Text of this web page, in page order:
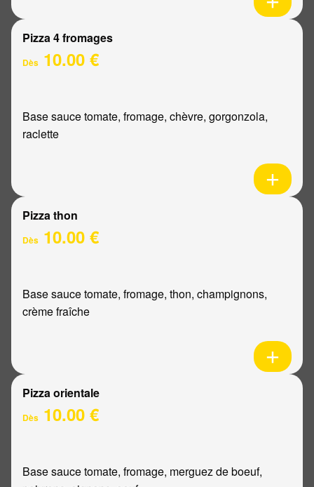
Pizza 4 fromages
Dès 10.00 €
Base sauce tomate, fromage, chèvre, gorgonzola,
raclette
Pizza thon
Dès 10.00 €
Base sauce tomate, fromage, thon, champignons,
crème fraîche
Pizza orientale
Dès 10.00 €
Base sauce tomate, fromage, merguez de boeuf,